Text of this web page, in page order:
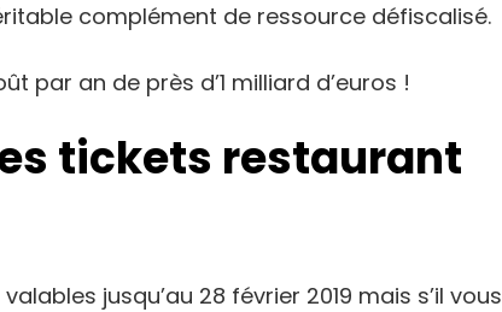
complément de ressource défiscalisé.
par an de près d’1 milliard d’euros !
tickets restaurant
valables jusqu’au 28 février 2019 mais s’il vous